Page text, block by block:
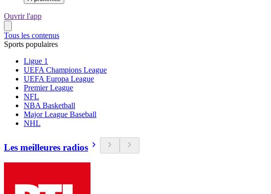
Ouvrir l'app
Tous les contenus
Sports populaires
Ligue 1
UEFA Champions League
UEFA Europa League
Premier League
NFL
NBA Basketball
Major League Baseball
NHL
Les meilleures radios